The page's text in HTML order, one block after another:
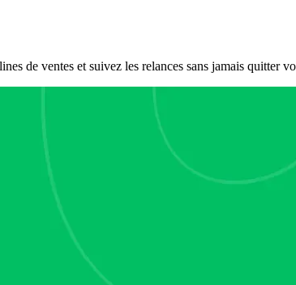
de ventes et suivez les relances sans jamais quitter